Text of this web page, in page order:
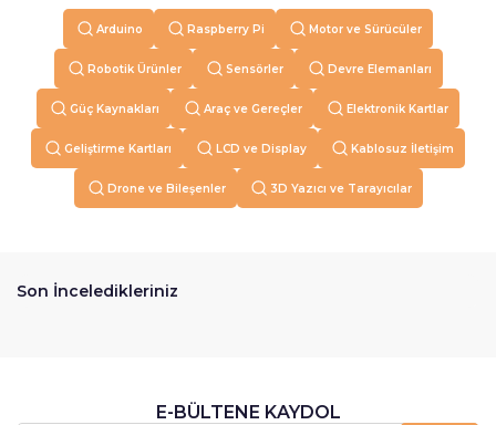
Arduino Raspberry Pi Motor ve Sürücüler
Robotik Ürünler Sensörler Devre Elemanları
Güç Kaynakları Araç ve Gereçler Elektronik Kartlar
Geliştirme Kartları LCD ve Display Kablosuz İletişim
Drone ve Bileşenler 3D Yazıcı ve Tarayıcılar
Son İnceledikleriniz
E-BÜLTENE KAYDOL